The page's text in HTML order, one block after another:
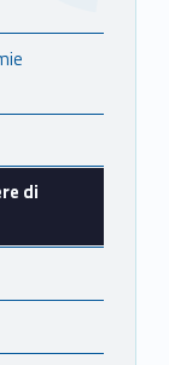
di